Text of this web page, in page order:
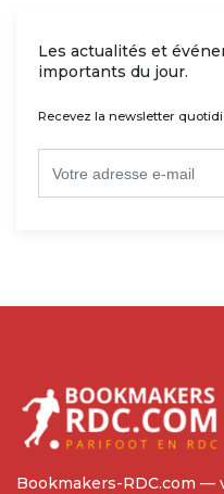
Les actualités et
importants du jour.
Recevez la newsletter
Bookmakers-RDC.com